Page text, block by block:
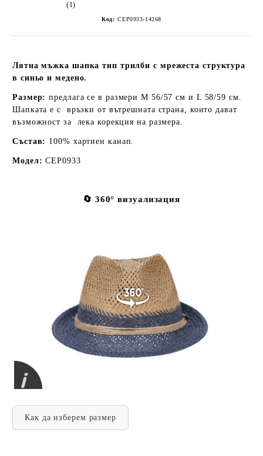
(1)
Код: CEP0933-14268
Лятна мъжка шапка тип трилби с мрежеста структура
в синьо и медено.
Размер: предлага се в размери M 56/57 см и L 58/59 см.
Шапката е с връзки от вътрешната страна, които дават
възможност за лека корекция на размера.
Състав: 100% хартиен канап.
Модел: CEP0933
🔄 360° визуализация
Как да изберем размер